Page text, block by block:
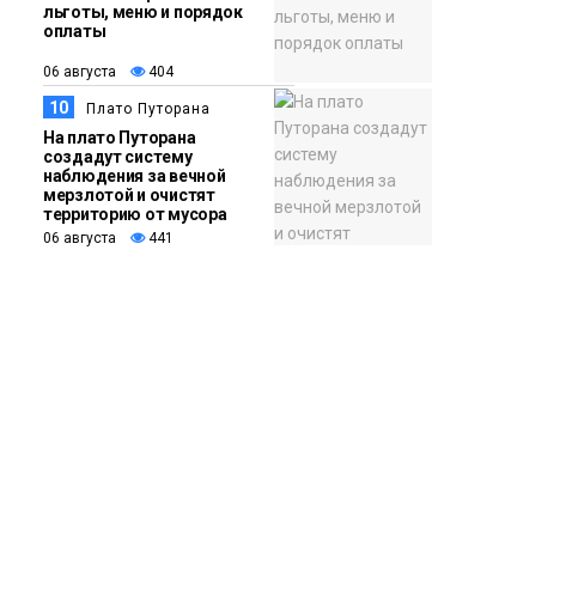
льготы, меню и порядок
оплаты
06 августа 404
10 Плато Путорана
На плато Путорана
создадут систему
наблюдения за вечной
мерзлотой и очистят
территорию от мусора
06 августа 441